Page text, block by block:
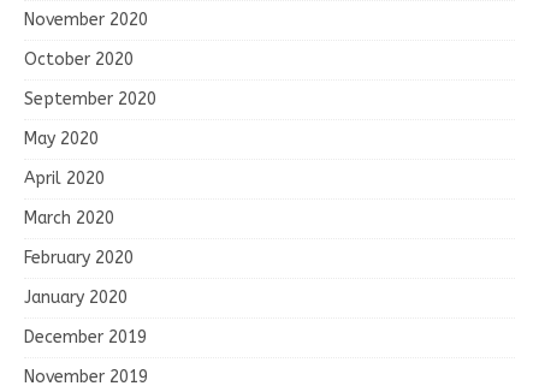
November 2020
October 2020
September 2020
May 2020
April 2020
March 2020
February 2020
January 2020
December 2019
November 2019